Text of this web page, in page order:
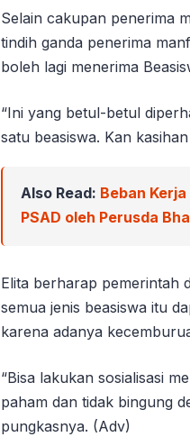
Selain cakupan penerima
tindih ganda penerima
boleh lagi menerima
“Ini yang betul-betul
satu beasiswa. Kan
Also Read: Beban
PSAD oleh Perusda
Elita berharap pemerintah
semua jenis beasiswa itu
karena adanya
“Bisa lakukan sosialisasi
paham dan tidak bingung
pungkasnya. (Adv)